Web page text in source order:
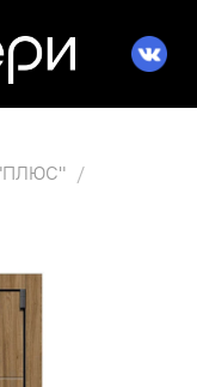
"ПЛЮС"